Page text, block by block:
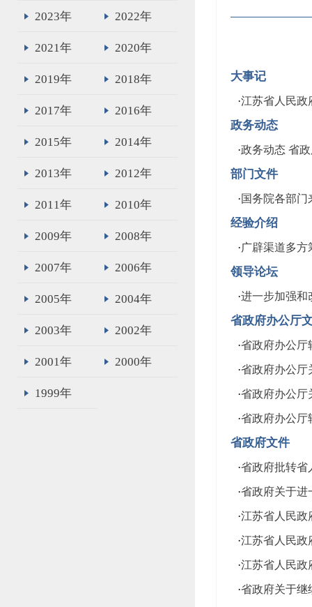
2023年 2022年
2021年 2020年
2019年 2018年
2017年 2016年
2015年 2014年
2013年 2012年
2011年 2010年
2009年 2008年
2007年 2006年
2005年 2004年
2003年 2002年
2001年 2000年
1999年
大事记
·江苏省人民政
政务动态
·政务动态 省
部门文件
·国务院各部门
经验介绍
·广辟渠道多方
领导论坛
·进一步加强和
省政府办公厅
·省政府办公厅
·省政府办公厅
·省政府办公厅
·省政府办公厅
省政府文件
·省政府批转省
·省政府关于进
·江苏省人民政
·江苏省人民政
·江苏省人民政
·省政府关于继